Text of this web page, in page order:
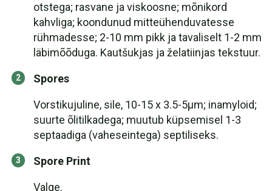
otstega; rasvane ja viskoosne; mõnikord
kahvliga; koondunud mitteühenduvatesse
rühmadesse; 2-10 mm pikk ja tavaliselt 1-2 mm
läbimõõduga. Kautšukjas ja želatiinjas tekstuur.
Spores
Vorstikujuline, sile, 10-15 x 3.5-5µm; inamyloid;
suurte õlitilkadega; muutub küpsemisel 1-3
septaadiga (vaheseintega) septiliseks.
Spore Print
Valge.